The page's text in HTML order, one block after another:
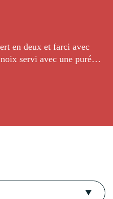
en deux et farci avec
servi avec une purée